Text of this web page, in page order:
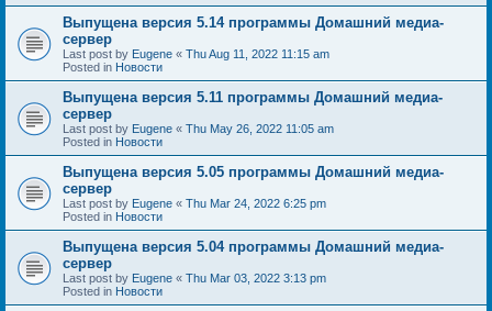
Выпущена версия 5.14 программы Домашний медиа-
сервер
Last post by Eugene « Thu Aug 11, 2022 11:15 am
Posted in Новости
Выпущена версия 5.11 программы Домашний медиа-
сервер
Last post by Eugene « Thu May 26, 2022 11:05 am
Posted in Новости
Выпущена версия 5.05 программы Домашний медиа-
сервер
Last post by Eugene « Thu Mar 24, 2022 6:25 pm
Posted in Новости
Выпущена версия 5.04 программы Домашний медиа-
сервер
Last post by Eugene « Thu Mar 03, 2022 3:13 pm
Posted in Новости